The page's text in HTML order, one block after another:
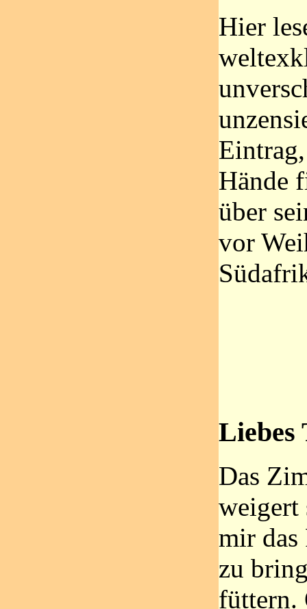
Hier
Hände
über
vor
Liebes
Das
weigert
mir das
zu
füttern.